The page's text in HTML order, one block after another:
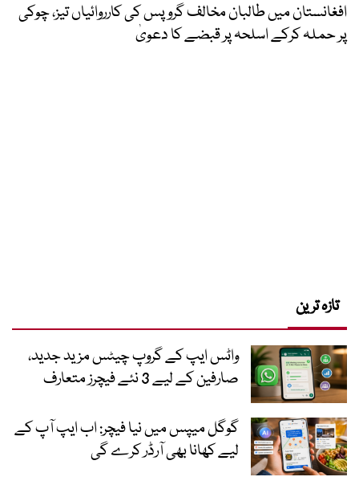
افغانستان میں طالبان مخالف گروپس کی کارروائیاں تیز، چوکی
پر حملہ کرکے اسلحہ پر قبضے کا دعویٰ
تازہ ترین
واٹس ایپ کے گروپ چیٹس مزید جدید،
صارفین کے لیے 3 نئے فیچرز متعارف
گوگل میپس میں نیا فیچر: اب ایپ آپ کے
لیے کھانا بھی آرڈر کرے گی